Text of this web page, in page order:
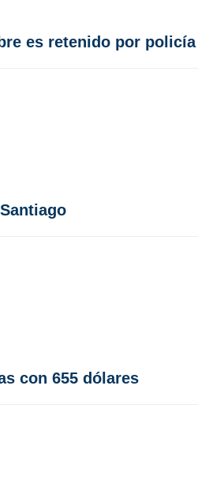
es retenido por policía
con 655 dólares